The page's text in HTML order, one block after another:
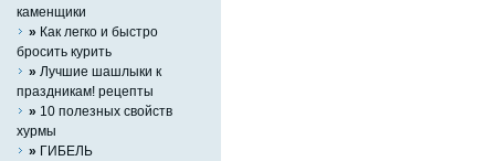
каменщики
» Как легко и быстро
бросить курить
» Лучшие шашлыки к
праздникам! рецепты
» 10 полезных свойств
хурмы
» ГИБЕЛЬ